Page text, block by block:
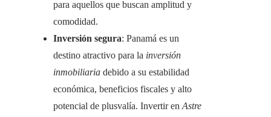
para aquellos que buscan amplitud y
comodidad.
Inversión segura: Panamá es un
destino atractivo para la inversión
inmobiliaria debido a su estabilidad
económica, beneficios fiscales y alto
potencial de plusvalía. Invertir en Astre